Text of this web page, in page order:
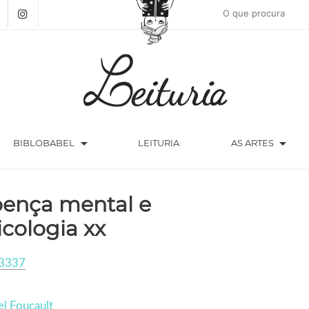
BIBLOBABEL arrow_drop_down LEITURIA AS ARTES arrow_drop_down
mental e
xx
Foucault